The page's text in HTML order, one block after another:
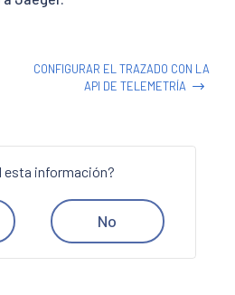
CONFIGURAR EL TRAZADO CON LA
API DE TELEMETRÍA
esta información?
No